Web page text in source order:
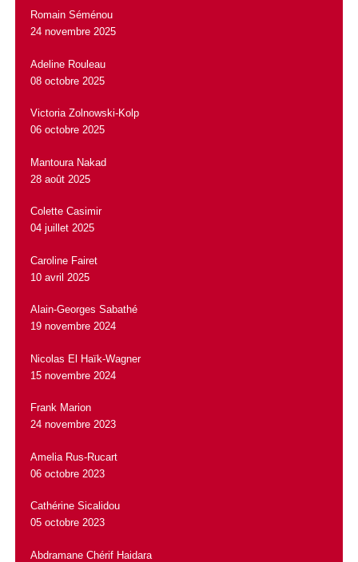
Romain Séménou
24 novembre 2025
Adeline Rouleau
08 octobre 2025
Victoria Zolnowski-Kolp
06 octobre 2025
Mantoura Nakad
28 août 2025
Colette Casimir
04 juillet 2025
Caroline Fairet
10 avril 2025
Alain-Georges Sabathé
19 novembre 2024
Nicolas El Haïk-Wagner
15 novembre 2024
Frank Marion
24 novembre 2023
Amelia Rus-Rucart
06 octobre 2023
Cathérine Sicalidou
05 octobre 2023
Abdramane Chérif Haidara